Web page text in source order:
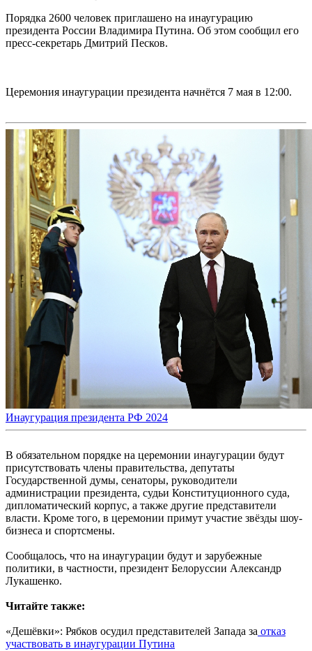
Порядка 2600 человек приглашено на инаугурацию
президента России Владимира Путина. Об этом сообщил его
пресс-секретарь Дмитрий Песков.
Церемония инаугурации президента начнётся 7 мая в 12:00.
Инаугурация президента РФ 2024
В обязательном порядке на церемонии инаугурации будут
присутствовать члены правительства, депутаты
Государственной думы, сенаторы, руководители
администрации президента, судьи Конституционного суда,
дипломатический корпус, а также другие представители
власти. Кроме того, в церемонии примут участие звёзды шоу-
бизнеса и спортсмены.
Сообщалось, что на инаугурации будут и зарубежные
политики, в частности, президент Белоруссии Александр
Лукашенко.
Читайте также:
«Дешёвки»: Рябков осудил представителей Запада за отказ
участвовать в инаугурации Путина